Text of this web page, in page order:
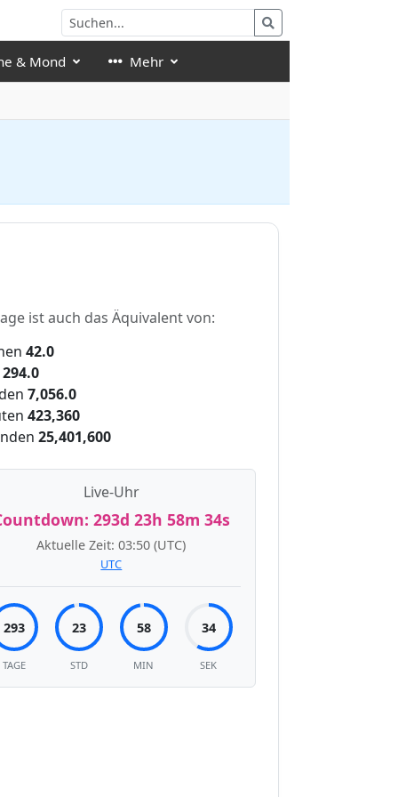
& Mond Mehr
ist auch das Äquivalent von:
42.0
294.0
7,056.0
423,360
25,401,600
Live-Uhr
293d 23h 58m 34s
Aktuelle Zeit:03:50 (UTC)
UTC
293
TAGE
23
STD
58
MIN
34
SEK